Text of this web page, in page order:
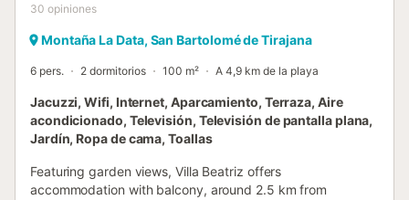
30 opiniones
Montaña La Data, San Bartolomé de Tirajana
6 pers. 2 dormitorios 100 m² A 4,9 km de la playa
Jacuzzi, Wifi, Internet, Aparcamiento, Terraza, Aire
acondicionado, Televisión, Televisión de pantalla plana,
Jardín, Ropa de cama, Toallas
Featuring garden views, Villa Beatriz offers
accommodation with balcony, around 2.5 km from